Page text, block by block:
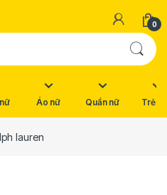
0
Áo nữ Quần nữ Trẻ
lauren